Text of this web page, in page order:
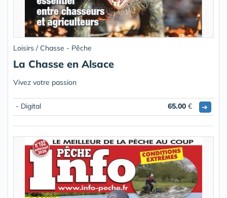
Loisirs / Chasse - Pêche
La Chasse en Alsace
Vivez votre passion
- Digital 65.00 € ➔